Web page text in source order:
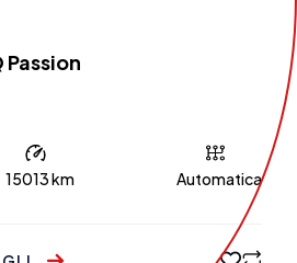
15013 km Automatica